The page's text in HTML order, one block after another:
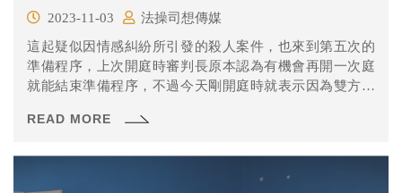
2023-11-03
法操司想傳媒
這起疑似因情感糾紛所引發的殺人案件，也來到第五次的
準備程序，上次開庭時審判長原本認為有機會再開一次庭
就能結束準備程序，不過今天剛開庭時就表示因為雙方要
今天勢必只能進行兩造聲請調查證據事項的確認，而審理
READ MORE